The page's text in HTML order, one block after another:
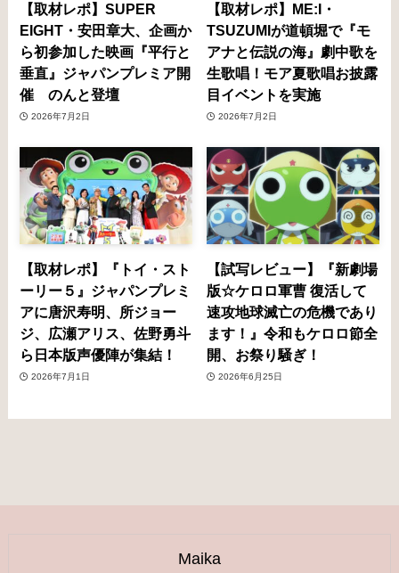
【取材レポ】SUPER
EIGHT・安田章大、企画か
ら初参加した映画『平行と
垂直』ジャパンプレミア開
催 のんと登壇
2026年7月2日
【取材レポ】ME:I・
TSUZUMIが道頓堀で『モ
アナと伝説の海』劇中歌を
生歌唱！モア夏歌唱お披露
目イベントを実施
2026年7月2日
【取材レポ】『トイ・スト
ーリー５』ジャパンプレミ
アに唐沢寿明、所ジョー
ジ、広瀬アリス、佐野勇斗
ら日本版声優陣が集結！
2026年7月1日
【試写レビュー】『新劇場
版☆ケロロ軍曹 復活して
速攻地球滅亡の危機であり
ます！』令和もケロロ節全
開、お祭り騒ぎ！
2026年6月25日
Maika